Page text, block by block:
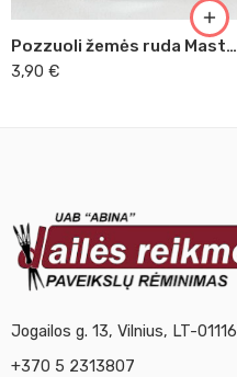
Pozzuoli žemės ruda Master Acrilic, 60ml (42)
3,90 €
Jogailos g. 13, Vilnius, LT-01116
+370 5 2313807